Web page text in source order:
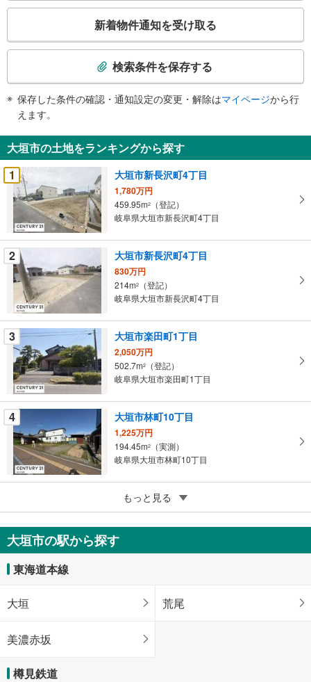
検
知
を
受
け
取
・
条
件
を
イ
ペ
ー
ジ
に
保
存
す
る
新着物件通知を受け取る
検索条件を保存する
保存した条件の確認・通知設定の変更・解除はマイページから行
えます。
大垣市の土地をランキングから探す
1
大垣市新長沢町4丁目
1,780万円
459.95m2
（登記）
岐阜県大垣市新長沢町4丁目
2 大垣市新長沢町4丁目
830万円
214m2
（登記）
岐阜県大垣市新長沢町4丁目
3 大垣市楽田町1丁目
2,050万円
502.7m2
（登記）
岐阜県大垣市楽田町1丁目
4 大垣市林町10丁目
1,225万円
194.45m2
（実測）
岐阜県大垣市林町10丁目
大垣市林町7丁目
1,814万円
322.45m2（登記）
岐阜県大垣市林町7丁目
もっと見る
大垣市の駅から探す
東海道本線
大垣 荒尾
美濃赤坂
樽見鉄道